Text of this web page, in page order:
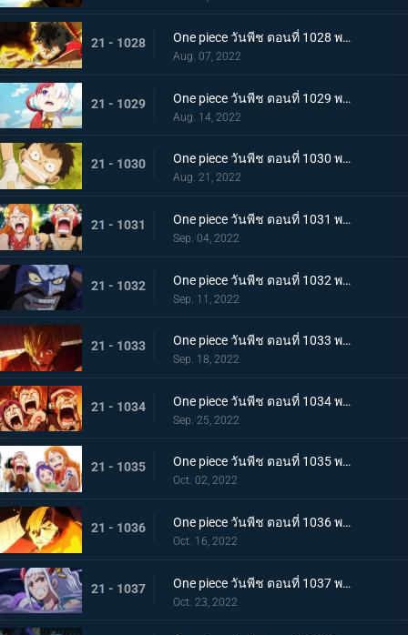
21 - 1028 One piece วันพีช ตอนที่ 1028 พากย์ไทย ก้ามข้ามสี่จักรพรรดิสิ หมัดเหล็กโต้กลับของลูฟี่
Aug. 07, 2022
21 - 1029 One piece วันพีช ตอนที่ 1029 พากย์ไทย ความทรงจำลางเลือน ลูฟี่กับอูตะลูกสาวของผมแดง
Aug. 14, 2022
21 - 1030 One piece วันพีช ตอนที่ 1030 พากย์ไทย คำสาบานต่อยุคสมัยใหม่! ลูฟี่กับอูตะ
Aug. 21, 2022
21 - 1031 One piece วันพีช ตอนที่ 1031 พากย์ไทย นามิตะโกนสุดเสียง เดธเรซแบบจนตรอก
Sep. 04, 2022
21 - 1032 One piece วันพีช ตอนที่ 1032 พากย์ไทย รุ่งอรุณของแคว้นวะ ทุกด้านประจันหน้าสุดเดือด
Sep. 11, 2022
21 - 1033 One piece วันพีช ตอนที่ 1033 พากย์ไทย ชี้ขาด หมัดราชันย์เร่งความเร็วของลูฟี่
Sep. 18, 2022
21 - 1034 One piece วันพีช ตอนที่ 1034 พากย์ไทย ลูฟี่พ่ายแพ้! กลุ่มหมวกฟางตกที่นั่งลำบาก
Sep. 25, 2022
21 - 1035 One piece วันพีช ตอนที่ 1035 พากย์ไทย ร้อยอสูรเหยียบย่ำ สิ้นสมัยตระกูลโคสึกิ
Oct. 02, 2022
21 - 1036 One piece วันพีช ตอนที่ 1036 พากย์ไทย ต่อต้านคืนมืดมิด โชกุนใหญ่แคว้นวะกู่ก้อง
Oct. 16, 2022
21 - 1037 One piece วันพีช ตอนที่ 1037 พากย์ไทย เชื่อในลูฟี่สิ! พันธมิตรเปิดฉากโต้กลับ
Oct. 23, 2022